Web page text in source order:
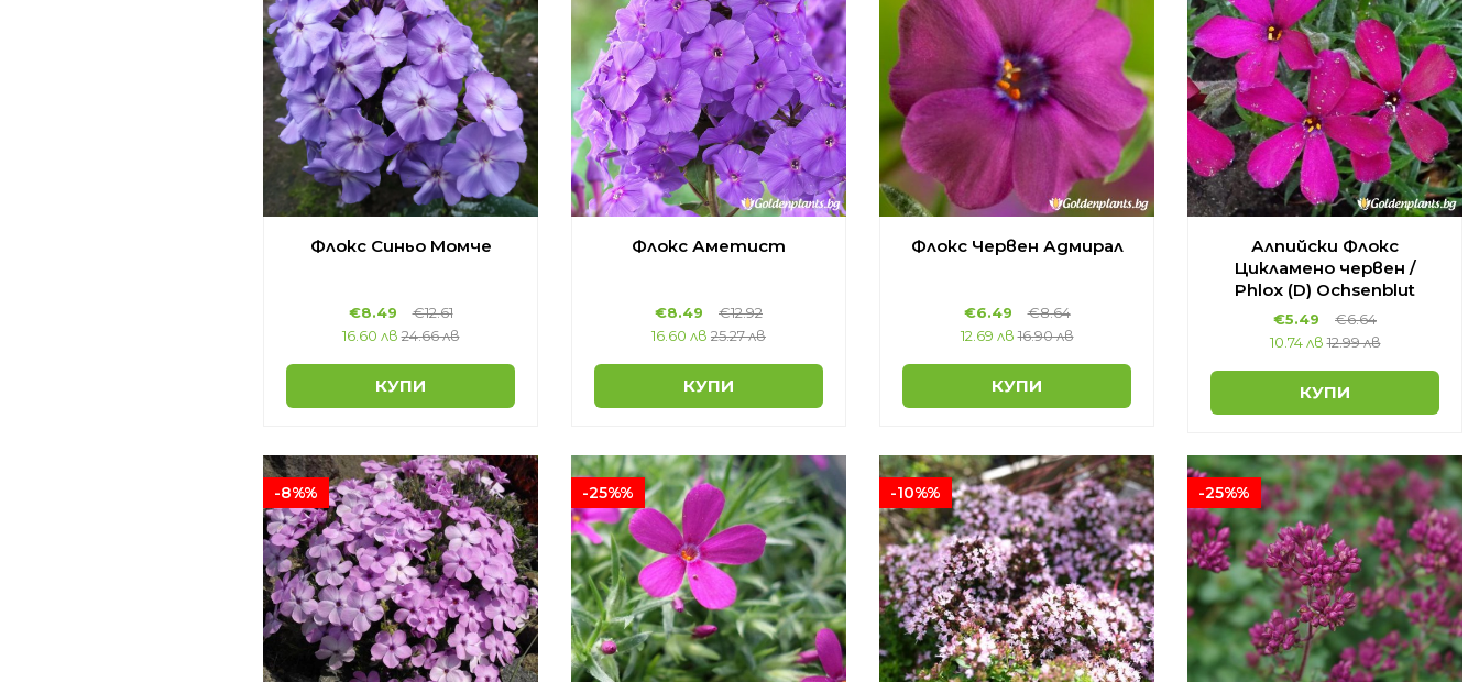
Флокс Синьо Момче
€8.49
€12.61
16.60 лв 24.66 лв
КУПИ
Флокс Аметист
€8.49
€12.92
16.60 лв 25.27 лв
КУПИ
Флокс Червен Адмирал
€6.49
€8.64
12.69 лв 16.90 лв
КУПИ
Алпийски Флокс
Цикламено червен /
Phlox (D) Ochsenblut
€5.49
€6.64
10.74 лв 12.99 лв
КУПИ
-8%% -25%% -10%% -25%%